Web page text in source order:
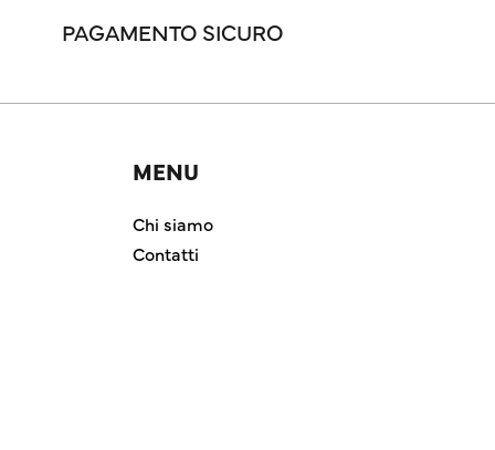
PAGAMENTO SICURO
MENU
Chi siamo
Contatti